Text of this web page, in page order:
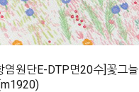
염원단E-DTP면20수]꽃그늘